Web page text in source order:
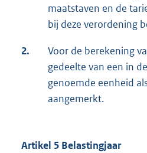
maatstaven en de
bij deze verordening
2.
Voor de berekening
gedeelte van een in
genoemde eenheid
aangemerkt.
Artikel 5 Belastingjaar